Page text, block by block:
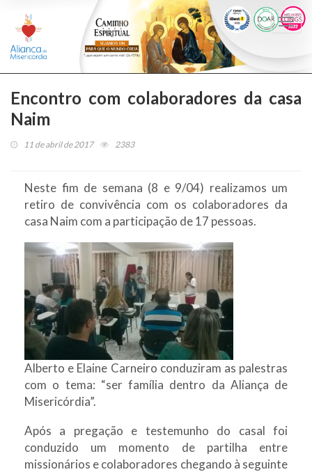
Encontro com colaboradores da casa
Naim
11 de abril de 2017 2383
Neste fim de semana (8 e 9/04) realizamos um
retiro de convivência com os colaboradores da
casa Naim com a participação de 17 pessoas.
Alberto e Elaine Carneiro conduziram as palestras
com o tema: “ser família dentro da Aliança de
Misericórdia”.
Após a pregação e testemunho do casal foi
conduzido um momento de partilha entre
missionários e colaboradores chegando à seguinte